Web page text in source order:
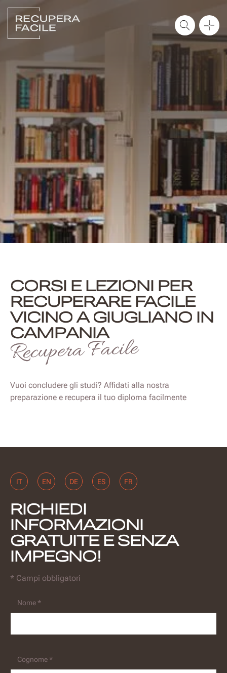
CORSI E LEZIONI PER
RECUPERARE FACILE
VICINO A GIUGLIANO IN
CAMPANIA
Recupera Facile
Vuoi concludere gli studi? Affidati alla nostra
preparazione e recupera il tuo diploma facilmente
IT EN DE ES FR
RICHIEDI
INFORMAZIONI
GRATUITE E SENZA
IMPEGNO!
* Campi obbligatori
Nome *
Cognome *